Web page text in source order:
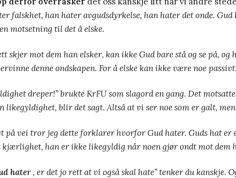
falskhet, han hater avgudsdyrkelse, han hater det onde. Gud
motsetning til det å elske.
skjer mot dem han elsker, kan ikke Gud bare stå og se på,
denne ondskapen. For å elske kan ikke være noe
dreper!” brukte KrFU som slagord en gang. Det
likegyldighet, blir det sagt. Altså at vi ser noe som er galt,
på vei tror jeg dette forklarer hvorfor Gud hater. Guds hat er
kjærlighet, han er ikke likegyldig når noen gjør ondt mot dem
hater, er det jo rett at vi også skal hate” tenker du kanskje.